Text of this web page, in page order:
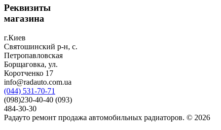
Реквизиты
магазина
г.Киев
Святошинский р-н, с.
Петропавловская
Борщаговка, ул.
Коротченко 17
info@radauto.com.ua
(044) 531-70-71
(098)230-40-40 (093)
484-30-30
Радауто ремонт продажа автомобильных радиаторов. © 2026